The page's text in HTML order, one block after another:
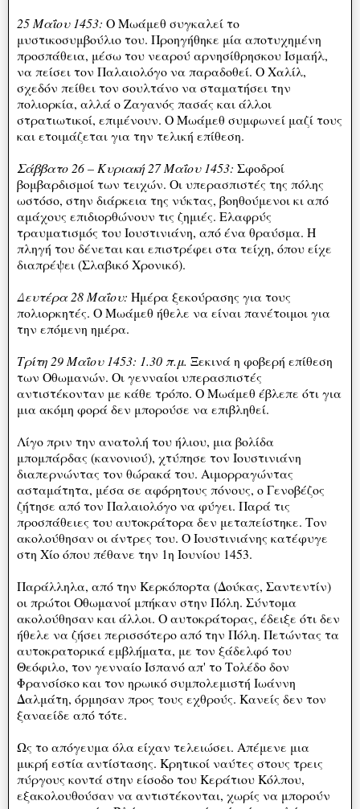
25 Μαΐου 1453: Ο Μωάμεθ συγκαλεί το
μυστικοσυμβούλιο του. Προηγήθηκε μία αποτυχημένη
προσπάθεια, μέσω του νεαρού αρνησίθρησκου Ισμαήλ,
να πείσει τον Παλαιολόγο να παραδοθεί. Ο Χαλίλ,
σχεδόν πείθει τον σουλτάνο να σταματήσει την
πολιορκία, αλλά ο Ζαγανός πασάς και άλλοι
στρατιωτικοί, επιμένουν. Ο Μωάμεθ συμφωνεί μαζί τους
και ετοιμάζεται για την τελική επίθεση.
Σάββατο 26 – Κυριακή 27 Μαΐου 1453: Σφοδροί
βομβαρδισμοί των τειχών. Οι υπερασπιστές της πόλης
ωστόσο, στην διάρκεια της νύκτας, βοηθούμενοι κι από
αμάχους επιδιορθώνουν τις ζημιές. Ελαφρύς
τραυματισμός του Ιουστινιάνη, από ένα θραύσμα. Η
πληγή του δένεται και επιστρέφει στα τείχη, όπου είχε
διαπρέψει (Σλαβικό Χρονικό).
Δευτέρα 28 Μαΐου: Ημέρα ξεκούρασης για τους
πολιορκητές. Ο Μωάμεθ ήθελε να είναι πανέτοιμοι για
την επόμενη ημέρα.
Τρίτη 29 Μαΐου 1453: 1.30 π.μ. Ξεκινά η φοβερή επίθεση
των Οθωμανών. Οι γενναίοι υπερασπιστές
αντιστέκονταν με κάθε τρόπο. Ο Μωάμεθ έβλεπε ότι για
μια ακόμη φορά δεν μπορούσε να επιβληθεί.
Λίγο πριν την ανατολή του ήλιου, μια βολίδα
μπομπάρδας (κανονιού), χτύπησε τον Ιουστινιάνη
διαπερνώντας τον θώρακά του. Αιμορραγώντας
ασταμάτητα, μέσα σε αφόρητους πόνους, ο Γενοβέζος
ζήτησε από τον Παλαιολόγο να φύγει. Παρά τις
προσπάθειες του αυτοκράτορα δεν μεταπείστηκε. Τον
ακολούθησαν οι άντρες του. Ο Ιουστινιάνης κατέφυγε
στη Χίο όπου πέθανε την 1η Ιουνίου 1453.
Παράλληλα, από την Κερκόπορτα (Δούκας, Σαντεντίν)
οι πρώτοι Οθωμανοί μπήκαν στην Πόλη. Σύντομα
ακολούθησαν και άλλοι. Ο αυτοκράτορας, έδειξε ότι δεν
ήθελε να ζήσει περισσότερο από την Πόλη. Πετώντας τα
αυτοκρατορικά εμβλήματα, με τον ξάδελφό του
Θεόφιλο, τον γενναίο Ισπανό απ' το Τολέδο δον
Φρανσίσκο και τον ηρωικό συμπολεμιστή Ιωάννη
Δαλμάτη, όρμησαν προς τους εχθρούς. Κανείς δεν τον
ξαναείδε από τότε.
Ως το απόγευμα όλα είχαν τελειώσει. Απέμενε μια
μικρή εστία αντίστασης. Κρητικοί ναύτες στους τρεις
πύργους κοντά στην είσοδο του Κεράτιου Κόλπου,
εξακολουθούσαν να αντιστέκονται, χωρίς να μπορούν